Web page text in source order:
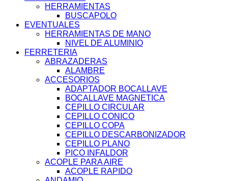
HERRAMIENTAS
BUSCAPOLO
EVENTUALES
HERRAMIENTAS DE MANO
NIVEL DE ALUMINIO
FERRETERIA
ABRAZADERAS
ALAMBRE
ACCESORIOS
ADAPTADOR BOCALLAVE
BOCALLAVE MAGNETICA
CEPILLO CIRCULAR
CEPILLO CONICO
CEPILLO COPA
CEPILLO DESCARBONIZADOR
CEPILLO PLANO
PICO INFALDOR
ACOPLE PARA AIRE
ACOPLE RAPIDO